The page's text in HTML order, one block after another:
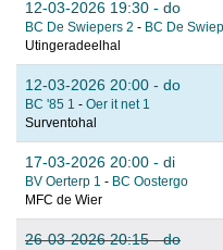
12-03-2026 19:30 - do
BC De Swiepers 2 - BC De
Utingeradeelhal
12-03-2026 20:00 - do
BC '85 1 - Oer it net 1
Surventohal
17-03-2026 20:00 - di
BV Oerterp 1 - BC Oostergo
MFC de Wier
26-03-2026 20:15 - do